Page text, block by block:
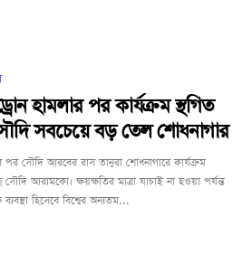
হামলার পর কার্যক্রম স্থগিত
সবচেয়ে বড় তেল শোধনাগার
পর সৌদি আরবের রাস তানুরা শোধনাগারে কার্যক্রম
সৌদি আরামকো। ক্ষয়ক্ষতির মাত্রা যাচাই না হওয়া পর্যন্ত
হিসেবে বিশ্বের অন্যতম...